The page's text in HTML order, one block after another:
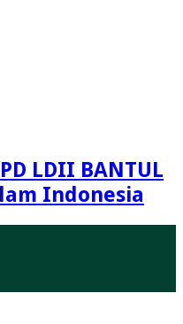
LDII BANTUL
Indonesia